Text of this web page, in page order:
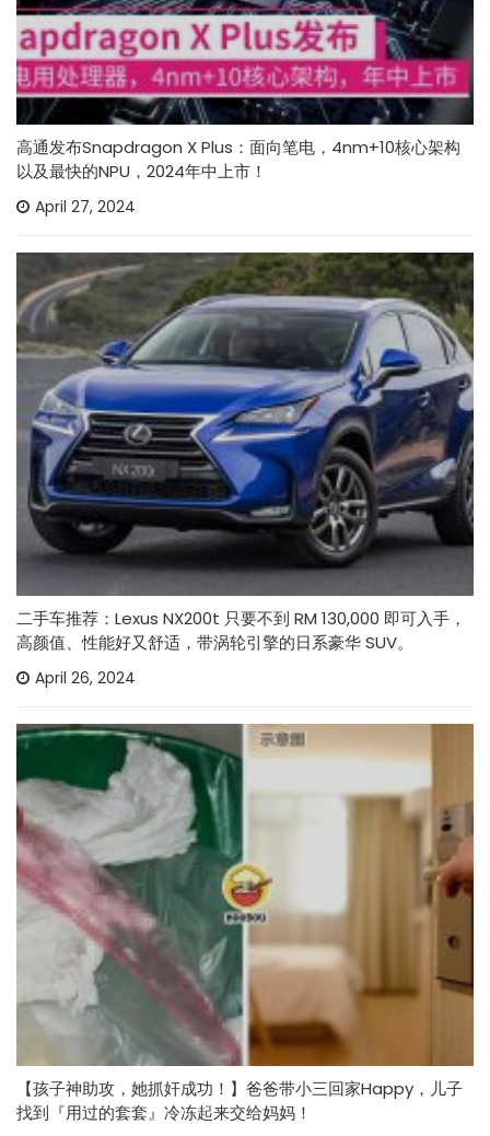
高通发布Snapdragon X Plus：面向笔电，4nm+10核心架构
以及最快的NPU，2024年中上市！
April 27, 2024
二手车推荐：Lexus NX200t 只要不到 RM 130,000 即可入手，
高颜值、性能好又舒适，带涡轮引擎的日系豪华 SUV。
April 26, 2024
【孩子神助攻，她抓奸成功！】爸爸带小三回家Happy，儿子
找到『用过的套套』冷冻起来交给妈妈！